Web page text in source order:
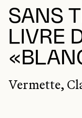
SANS
LIVRE
Vermette,